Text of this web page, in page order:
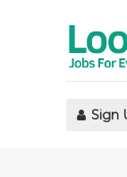
Sign